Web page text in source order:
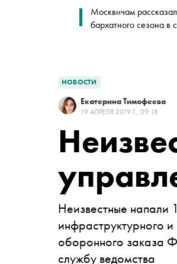
Москвичам
бархатного сезона в
НОВОСТИ
Екатерина Тимофеева
19 АПРЕЛЯ 2019 Г., 09:18
Неизвестные напали
инфраструктурного
оборонного заказа
службу ведомства